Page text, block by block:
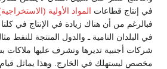
في إنتاج قطاعات المواد الأولية
فبالرغم من أن هناك زيادة في الإنتاج في
في البلدان النامية ـ والدول المنتجة للنفط
شركات أجنبية تديرها وتشرف عليها ملاكات
مخصص ليستهلك في الخارج. وهذا يماثل قيام